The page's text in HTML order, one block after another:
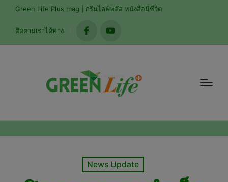
Green Life Plus mag | กรีนไลฟ์พลัส หนังสือมีชีวิต
ติดตามเราได้ทาง
facebookyoutube
Posted
News Update
modal-check